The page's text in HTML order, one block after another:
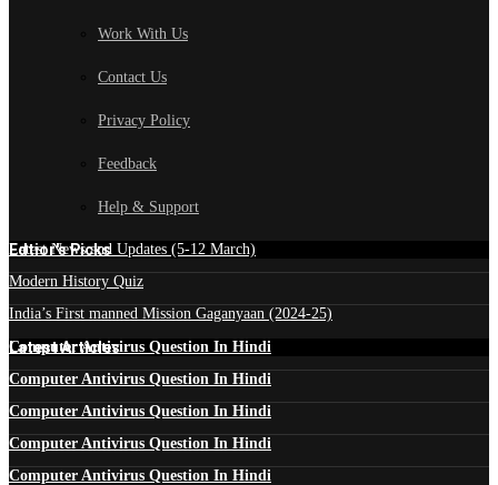
Work With Us
Contact Us
Privacy Policy
Feedback
Help & Support
Edtior's Picks
Latest News and Updates (5-12 March)
Modern History Quiz
India’s First manned Mission Gaganyaan (2024-25)
Latest Articles
Computer Antivirus Question In Hindi
Computer Antivirus Question In Hindi
Computer Antivirus Question In Hindi
Computer Antivirus Question In Hindi
Computer Antivirus Question In Hindi